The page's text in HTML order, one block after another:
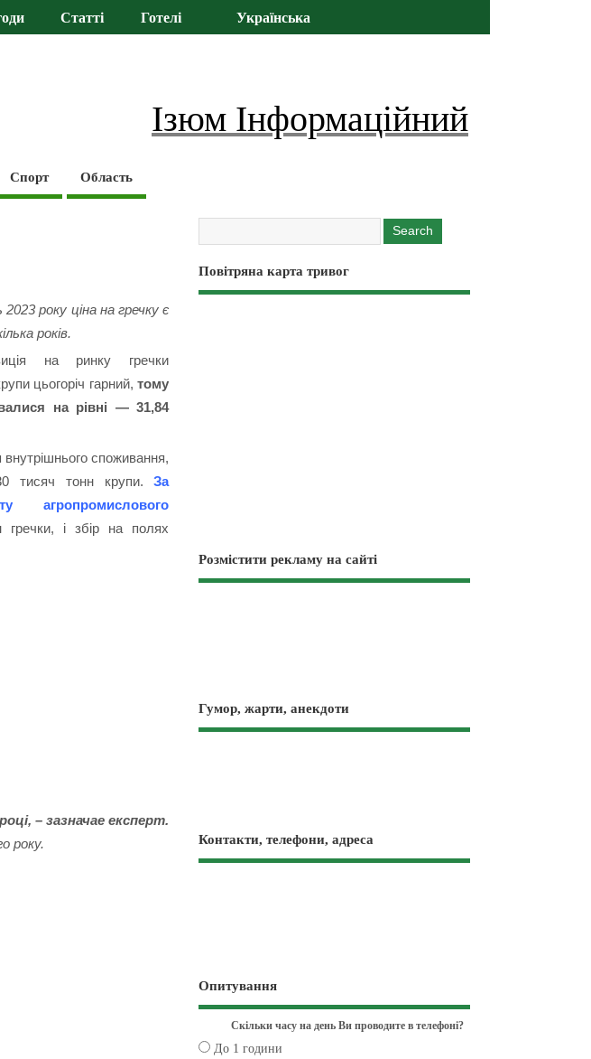
Статті Готелі Українська
Ізюм Інформаційний
Спорт Область
року ціна на гречку є
років.
на ринку гречки
цьогоріч гарний,тому
на рівні — 31,84
внутрішнього споживання,
тисяч тонн крупи.За
агропромислового
і збір на полях
– зазначае експерт.
року.
Повітряна карта тривог
Розмістити рекламу на сайті
Гумор, жарти, анекдоти
Контакти, телефони, адреса
Опитування
Скільки часу на день Ви проводите в телефоні?
До 1 години